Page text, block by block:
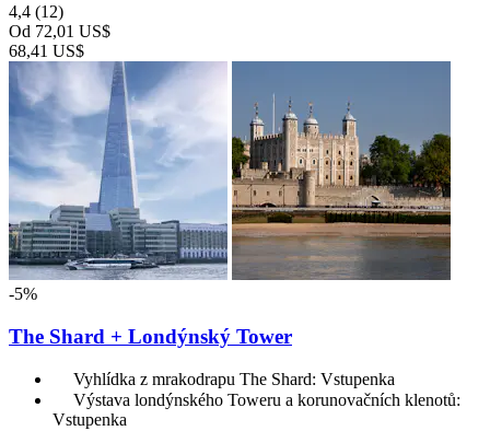
4,4 (12)
Od 72,01 US$
68,41 US$
-5%
The Shard + Londýnský Tower
Vyhlídka z mrakodrapu The Shard: Vstupenka
Výstava londýnského Toweru a korunovačních klenotů:
Vstupenka